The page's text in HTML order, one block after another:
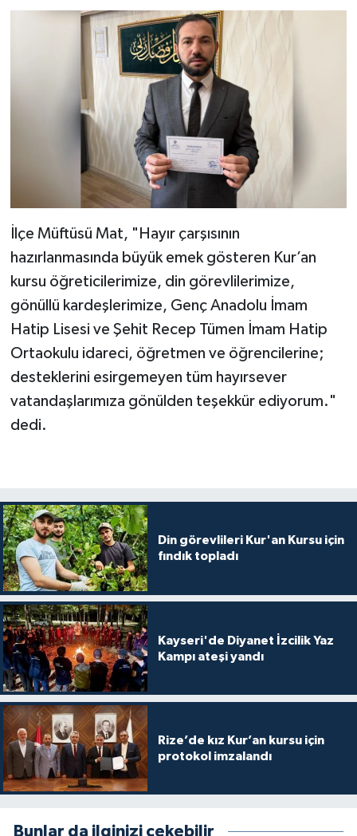
İlçe Müftüsü Mat, "Hayır çarşısının
hazırlanmasında büyük emek gösteren Kur’an
kursu öğreticilerimize, din görevlilerimize,
gönüllü kardeşlerimize, Genç Anadolu İmam
Hatip Lisesi ve Şehit Recep Tümen İmam Hatip
Ortaokulu idareci, öğretmen ve öğrencilerine;
desteklerini esirgemeyen tüm hayırsever
vatandaşlarımıza gönülden teşekkür ediyorum."
dedi.
Din görevlileri Kur'an Kursu için
fındık topladı
Kayseri'de Diyanet İzcilik Yaz
Kampı ateşi yandı
Rize’de kız Kur’an kursu için
protokol imzalandı
Bunlar da ilginizi çekebilir
Eskişehir Müftülüğü
Gaziantep Müftülüğü
Giresun Müftülüğü
Gümüşhane Müftülüğü
Hakkari Müftülüğü
Iğdır Müftülüğü
Isparta Müftülüğü
İstanbul Müftülüğü
İzmir Müftülüğü
Karaman Müftülüğü
Kars Müftülüğü
Kastamonu Müftülüğü
Kayseri Müftülüğü
Kilis Müftülüğü
Kırıkkale Müftülüğü
Kırklareli Müftülüğü
Kırşehir Müftülüğü
Kocaeli Müftülüğü